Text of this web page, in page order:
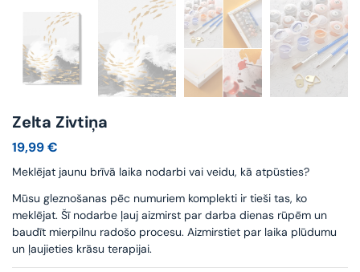
Zelta Zivtiņa
19,99€
Meklējat jaunu brīvā laika nodarbi vai veidu, kā atpūsties?
Mūsu gleznošanas pēc numuriem komplekti ir tieši tas, ko
meklējat. Šī nodarbe ļauj aizmirst par darba dienas rūpēm un
baudīt mierpilnu radošo procesu. Aizmirstiet par laika plūdumu
un ļaujieties krāsu terapijai.